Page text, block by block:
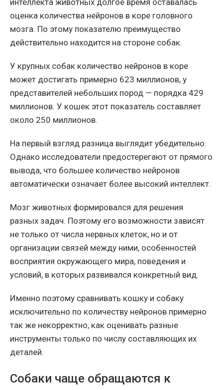
интеллекта животных долгое время оставалась
оценка количества нейронов в коре головного
мозга. По этому показателю преимущество
действительно находится на стороне собак.
У крупных собак количество нейронов в коре
может достигать примерно 623 миллионов, у
представителей небольших пород — порядка 429
миллионов. У кошек этот показатель составляет
около 250 миллионов.
На первый взгляд разница выглядит убедительно.
Однако исследователи предостерегают от прямого
вывода, что большее количество нейронов
автоматически означает более высокий интеллект.
Мозг животных формировался для решения
разных задач. Поэтому его возможности зависят
не только от числа нервных клеток, но и от
организации связей между ними, особенностей
восприятия окружающего мира, поведения и
условий, в которых развивался конкретный вид.
Именно поэтому сравнивать кошку и собаку
исключительно по количеству нейронов примерно
так же некорректно, как оценивать разные
инструменты только по числу составляющих их
деталей.
Собаки чаще обращаются к